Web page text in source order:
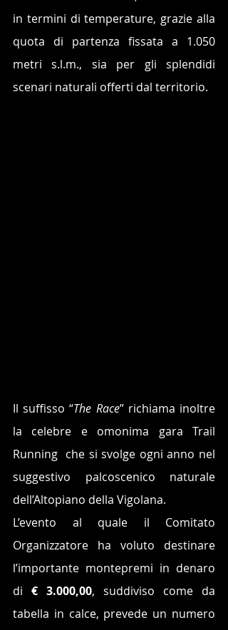
in termini di temperature, grazie alla
quota di partenza fissata a 1.050
metri s.l.m., sia per gli splendidi
scenari naturali offerti dal territorio.
Il suffisso “The Race” richiama inoltre
la celebre e omonima gara Trail
Running  che si svolge ogni anno nel
suggestivo palcoscenico naturale
dell’Altopiano della Vigolana.
L’evento al quale il Comitato
Organizzatore ha voluto destinare
l’importante montepremi in denaro
di € 3.000,00, suddiviso come da
tabella in calce, prevede un numero